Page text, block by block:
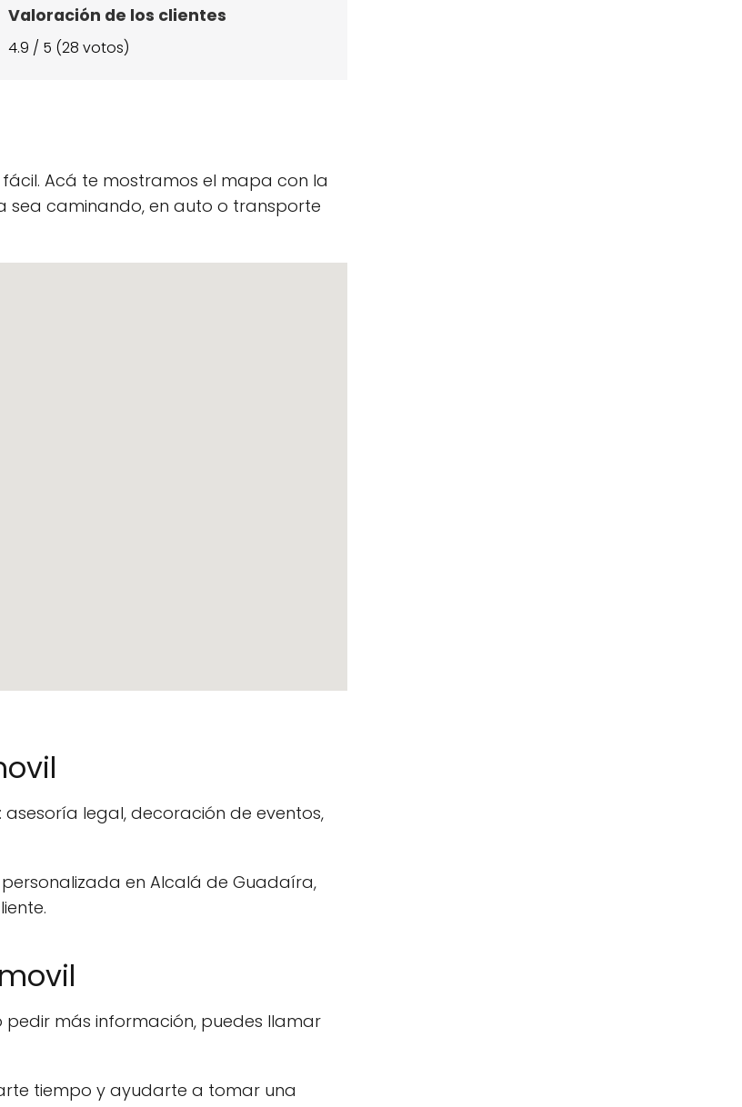
Valoración de los clientes
4.9 / 5 (28 votos)
Acá te mostramos el mapa con la
sea caminando, en auto o transporte
asesoría legal, decoración de eventos,
en Alcalá de Guadaíra,
más información, puedes llamar
tiempo y ayudarte a tomar una